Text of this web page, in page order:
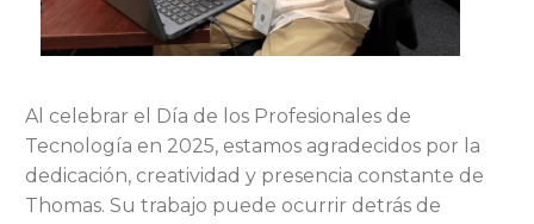
Al celebrar el Día de los Profesionales de
Tecnología en 2025, estamos agradecidos por la
dedicación, creatividad y presencia constante de
Thomas. Su trabajo puede ocurrir detrás de